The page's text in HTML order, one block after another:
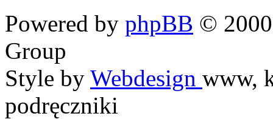
Powered by phpBB ©
Group
Style by Webdesign www,
podręczniki